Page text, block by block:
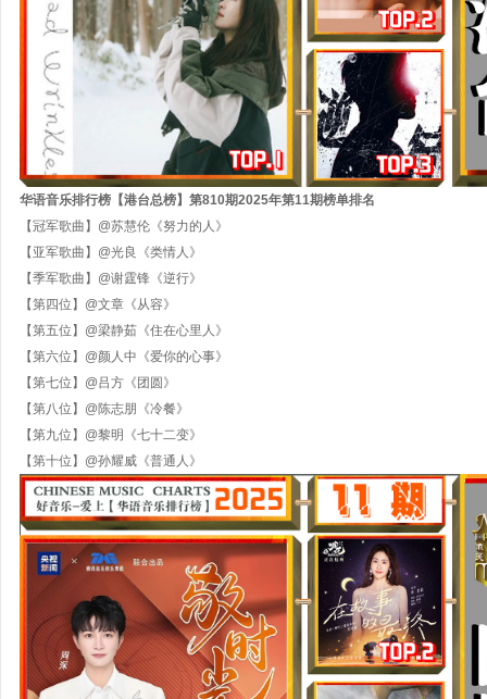
华语音乐排行榜【港台总榜】第810期2025年第11期榜单排名
【冠军歌曲】 @苏慧伦《努力的人》
【亚军歌曲】 @光良《类情人》
【季军歌曲】 @谢霆锋《逆行》
【第四位】 @文章《从容》
【第五位】 @梁静茹《住在心里人》
【第六位】 @颜人中《爱你的心事》
【第七位】 @吕方《团圆》
【第八位】 @陈志朋《冷餐》
【第九位】 @黎明《七十二变》
【第十位】 @孙耀威《普通人》